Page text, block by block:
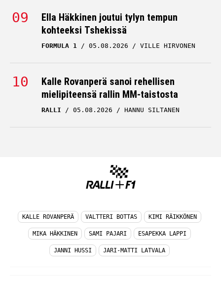
Ella Häkkinen joutui tylyn tempun
kohteeksi Tshekissä
FORMULA 1 05.08.2026 VILLE HIRVONEN
Kalle Rovanperä sanoi rehellisen
mielipiteensä rallin MM-taistosta
RALLI 05.08.2026 HANNU SILTANEN
KALLE ROVANPERÄ VALTTERI BOTTAS KIMI RÄIKKÖNEN
MIKA HÄKKINEN SAMI PAJARI ESAPEKKA LAPPI
JANNI HUSSI JARI-MATTI LATVALA